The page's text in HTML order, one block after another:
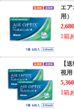
エ
用）
1箱
【
視用
1箱